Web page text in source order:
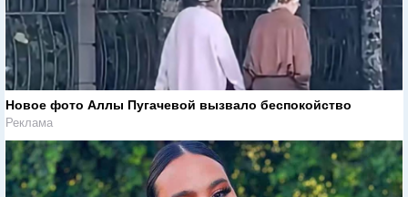
Новое фото Аллы Пугачевой вызвало беспокойство
Реклама